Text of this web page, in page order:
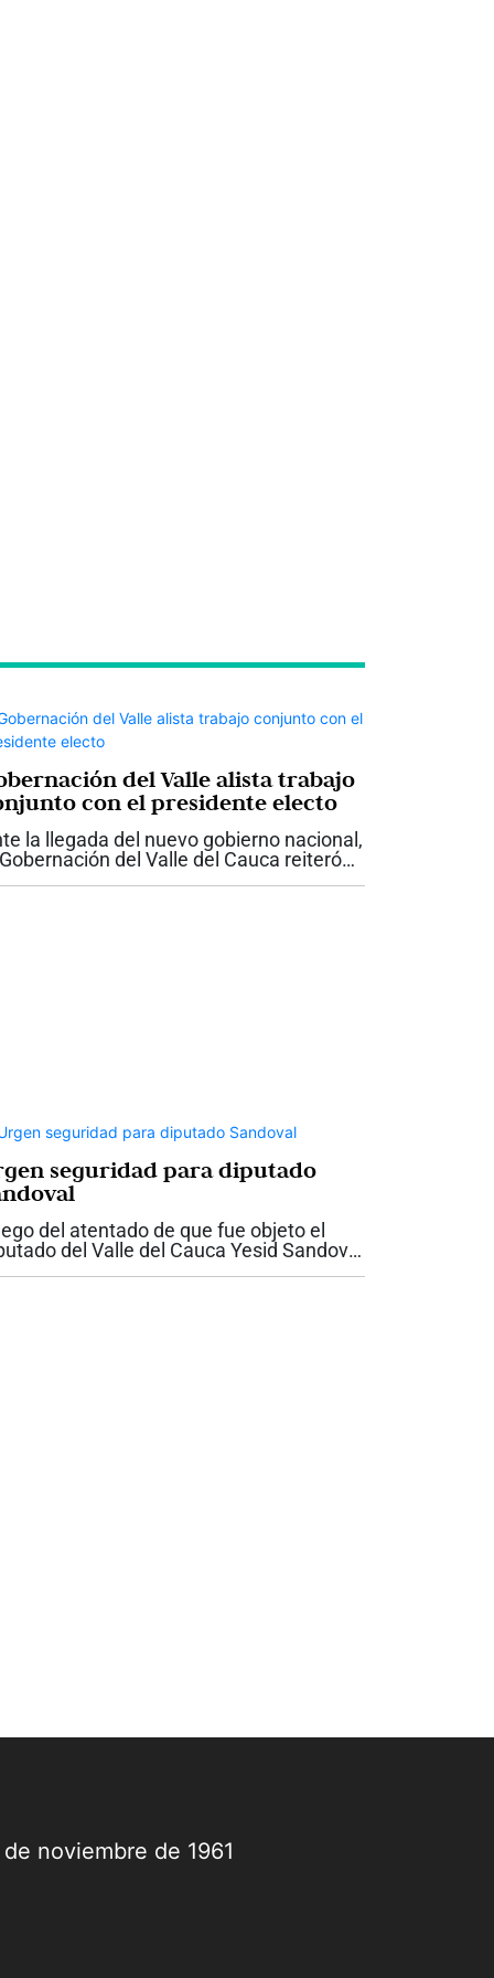
del Valle alista trabajo
con el presidente electo
la llegada del nuevo gobierno nacional,
Gobernación del Valle del Cauca reiteró
disposición para trabajar de manera
seguridad para diputado
del atentado de que fue objeto el
del Valle del Cauca Yesid Sandoval
noviembre de 1961